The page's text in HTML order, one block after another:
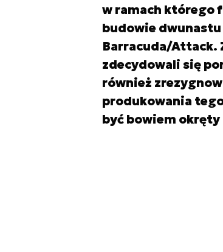
w ramach którego
budowie
Barracuda/Attack.
zdecydowali się
również
produkowania
być bowiem